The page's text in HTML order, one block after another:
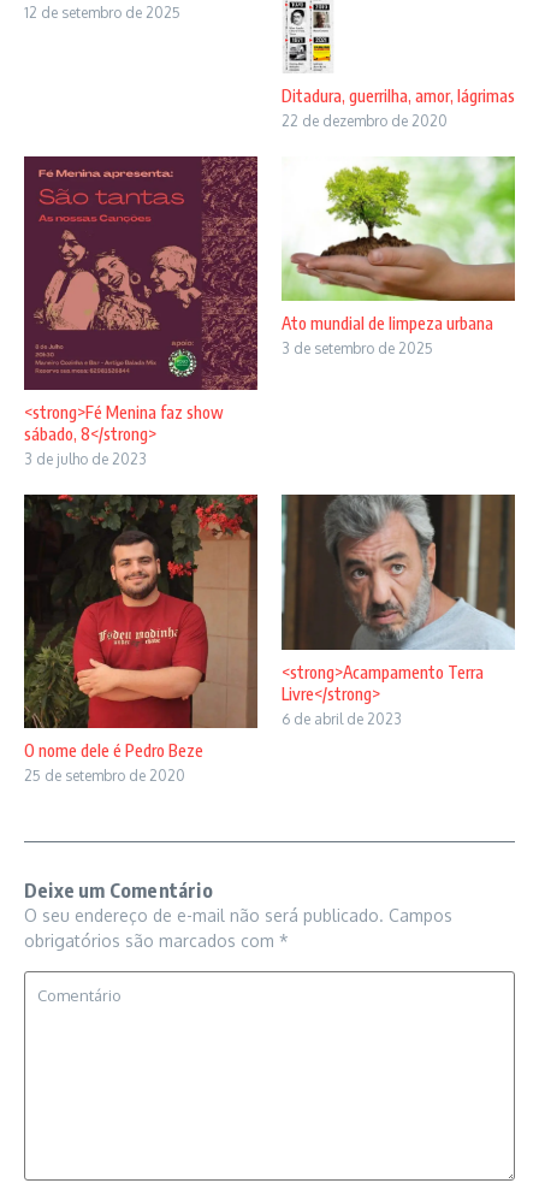
12 de setembro de 2025
Ditadura, guerrilha, amor, lágrimas
22 de dezembro de 2020
<strong>Fé Menina faz show
sábado, 8</strong>
3 de julho de 2023
Ato mundial de limpeza urbana
3 de setembro de 2025
O nome dele é Pedro Beze
25 de setembro de 2020
<strong>Acampamento Terra
Livre</strong>
6 de abril de 2023
Deixe um Comentário
O seu endereço de e-mail não será publicado. Campos
obrigatórios são marcados com *